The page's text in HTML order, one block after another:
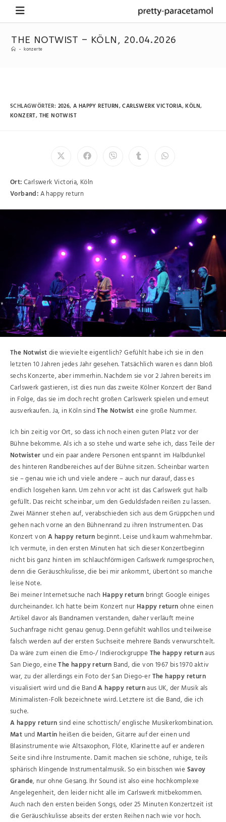
THE NOTWIST – KÖLN, 20.04.2026
- konzerte
SCHLAGWÖRTER: 2026, A HAPPY RETURN,CARLSWERK VICTORIA,KÖLN,
KONZERT, THE NOTWIST
Ort:Carlswerk Victoria, Köln
Vorband:A happy return
The Notwistdie wievielte eigentlich? Gefühlt habe ich sie in den
letzten 10 Jahren jedes Jahr gesehen. Tatsächlich waren es dann bloß
sechs Konzerte, aber immerhin. Nachdem sie vor 2 Jahren bereits im
Carlswerk gastieren, ist dies nun das zweite Kölner Konzert der Band
in Folge, das sie im doch recht großen Carlswerk spielen und erneut
ausverkaufen. Ja, in Köln sindThe Notwisteine große Nummer.
Ich bin zeitig vor Ort, so dass ich noch einen guten Platz vor der
Bühne bekomme. Als ich a so stehe und warte sehe ich, dass Teile der
Notwister und ein paar andere Personen entspannt im Halbdunkel
des hinteren Randbereiches auf der Bühne sitzen. Scheinbar warten
sie – genau wie ich und viele andere – auch nur darauf, dass es
endlich losgehen kann. Um zehn vor acht ist das Carlswerk gut halb
gefüllt. Das reicht scheinbar, um den Geduldsfaden reißen zu lassen.
Zwei Männer stehen auf, verabschieden sich aus dem Grüppchen und
gehen nach vorne an den Bühnenrand zu ihren Instrumenten. Das
Konzert vonA happy return beginnt. Leise und kaum wahrnehmbar.
Ich vermute, in den ersten Minuten hat sich dieser Konzertbeginn
nicht bis ganz hinten im schlauchförmigen Carlswerk rumgesprochen,
denn die Geräuschkulisse, die bei mir ankommt, übertönt so manche
leise Note.
Bei meiner Internetsuche nach Happy return bringt Google einiges
durcheinander. Ich hatte beim Konzert nur Happy returnohne einen
Artikel davor als Bandnamen verstanden, daher verläuft meine
Suchanfrage nicht genau genug. Denn gefühlt wahllos und teilweise
falsch werden auf der ersten Suchseite mehrere Bands verwurschtelt.
Da wäre zum einen die Emo-/ IndierockgruppeThe happy returnaus
San Diego, eineThe happy return Band, die von 1967 bis 1970 aktiv
war, zu der allerdings ein Foto der San Diego-erThe happy return
visualisiert wird und die BandA happy returnaus UK, der Musik als
Minimalisten-Folk bezeichnete wird. Letztere ist die Band, die ich
suche.
A happy returnsind eine schottisch/ englische Musikerkombination.
Mat undMartin heißen die beiden, Gitarre auf der einen und
Blasinstrumente wie Altsaxophon, Flöte, Klarinette auf er anderen
Seite sind ihre Instrumente. Damit machen sie schöne, ruhige, teils
sphärisch klingende Instrumentalmusik. So ein bisschen wieSavoy
Grande, nur ohne Gesang. Ihr Sound ist also eine hochkomplexe
Angelegenheit, den leider nicht alle im Carlswerk mitbekommen.
Auch nach den ersten beiden Songs, oder 25 Minuten Konzertzeit ist
die Geräuschkulisse abseits der ersten Reihen nach wie vor hoch.